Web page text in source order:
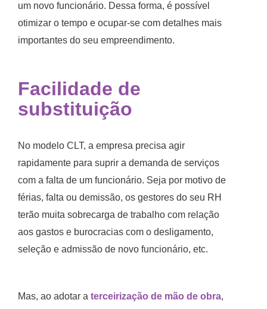
um novo funcionário. Dessa forma, é possível
otimizar o tempo e ocupar-se com detalhes mais
importantes do seu empreendimento.
Facilidade de
substituição
No modelo CLT, a empresa precisa agir
rapidamente para suprir a demanda de serviços
com a falta de um funcionário. Seja por motivo de
férias, falta ou demissão, os gestores do seu RH
terão muita sobrecarga de trabalho com relação
aos gastos e burocracias com o desligamento,
seleção e admissão de novo funcionário, etc.
Mas, ao adotar a terceirização de mão de obra,